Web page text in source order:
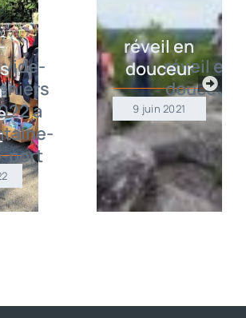
réveil en
douceur
9 juin 2021